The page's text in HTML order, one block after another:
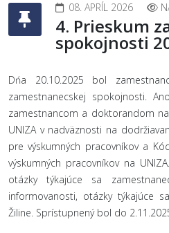
08. APRÍL 2026
4. Prieskum
spokojnosti
Dńa 20.10.2025 bol
zamestnanecskej spokojnosti.
zamestnancom a doktorandom
UNIZA v nadväznosti na
pre výskumných pracovníkov a
výskumných pracovníkov na
otázky týkajúce sa
informovanosti, otázky týkajúce
Žiline. Sprístupnený bol do